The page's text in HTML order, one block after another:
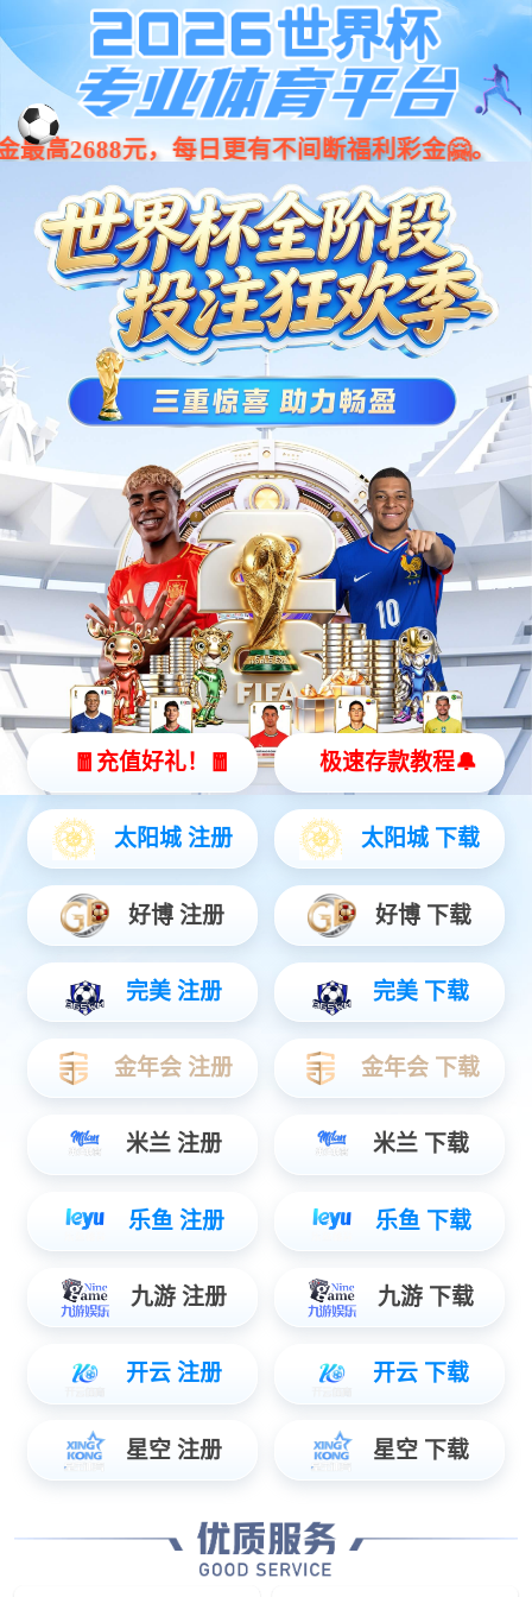
今年会·(jinnianhui)金字招牌诚
信至上-Gold Annual Meeting
股票
代码 001266
辅助设备
二合一（OBC+DCDC）车载充电机
40kW车载充电机
20kW车载充电机
充电桩